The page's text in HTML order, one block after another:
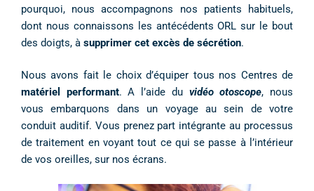
pourquoi, nous accompagnons nos patients habituels,
dont nous connaissons les antécédents ORL sur le bout
des doigts, à supprimer cet excès de sécrétion.
Nous avons fait le choix d’équiper tous nos Centres de
matériel performant. A l’aide du vidéo otoscope, nous
vous embarquons dans un voyage au sein de votre
conduit auditif. Vous prenez part intégrante au processus
de traitement en voyant tout ce qui se passe à l’intérieur
de vos oreilles, sur nos écrans.